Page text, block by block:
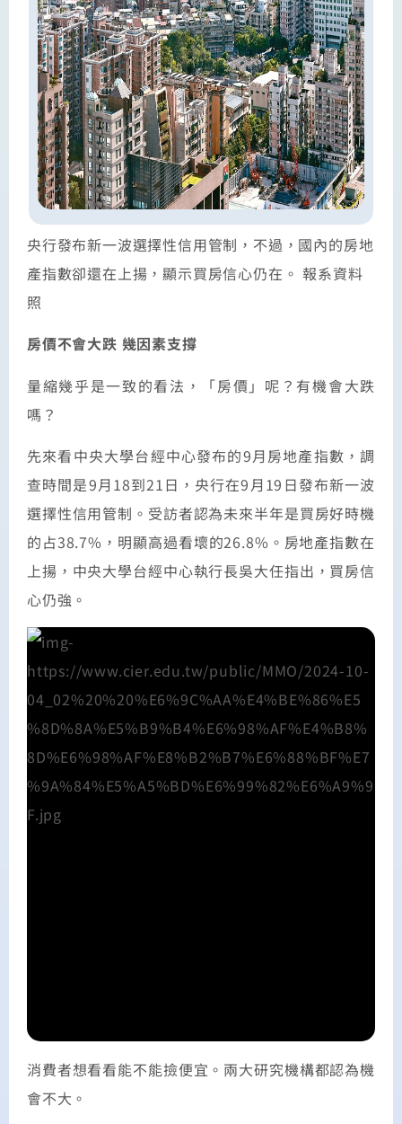
央行發布新一波選擇性信用管制，不過，國內的房地
產指數卻還在上揚，顯示買房信心仍在。 報系資料
照
房價不會大跌 幾因素支撐
量縮幾乎是一致的看法，「房價」呢？有機會大跌
嗎？
先來看中央大學台經中心發布的9月房地產指數，調
查時間是9月18到21日，央行在9月19日發布新一波
選擇性信用管制。受訪者認為未來半年是買房好時機
的占38.7%，明顯高過看壞的26.8%。房地產指數在
上揚，中央大學台經中心執行長吳大任指出，買房信
心仍強。
消費者想看看能不能撿便宜。兩大研究機構都認為機
會不大。